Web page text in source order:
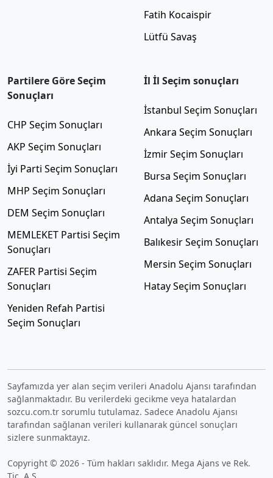
Fatih Kocaispir
Lütfü Savaş
Partilere Göre Seçim
Sonuçları
CHP Seçim Sonuçları
AKP Seçim Sonuçları
İyi Parti Seçim Sonuçları
MHP Seçim Sonuçları
DEM Seçim Sonuçları
MEMLEKET Partisi Seçim
Sonuçları
ZAFER Partisi Seçim
Sonuçları
Yeniden Refah Partisi
Seçim Sonuçları
İl İl Seçim sonuçları
İstanbul Seçim Sonuçları
Ankara Seçim Sonuçları
İzmir Seçim Sonuçları
Bursa Seçim Sonuçları
Adana Seçim Sonuçları
Antalya Seçim Sonuçları
Balıkesir Seçim Sonuçları
Mersin Seçim Sonuçları
Hatay Seçim Sonuçları
Sayfamızda yer alan seçim verileri Anadolu Ajansı tarafından
sağlanmaktadır. Bu verilerdeki gecikme veya hatalardan
sozcu.com.tr sorumlu tutulamaz. Sadece Anadolu Ajansı
tarafından sağlanan verileri kullanarak güncel sonuçları
sizlere sunmaktayız.
Copyright © 2026 - Tüm hakları saklıdır. Mega Ajans ve Rek.